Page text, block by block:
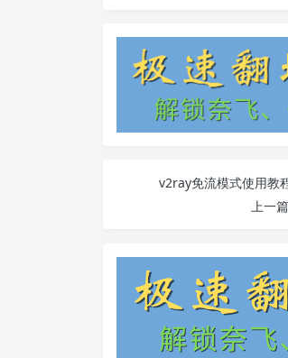
v2ray免流模式使用教
上一篇